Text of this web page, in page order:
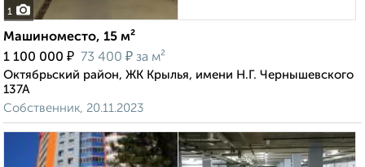
1
Машиноместо, 15 м²
1 100 000 ₽ 73 400 ₽ за м²
Октябрьский район, ЖК Крылья, имени Н.Г. Чернышевского
137А
Собственник, 20.11.2023